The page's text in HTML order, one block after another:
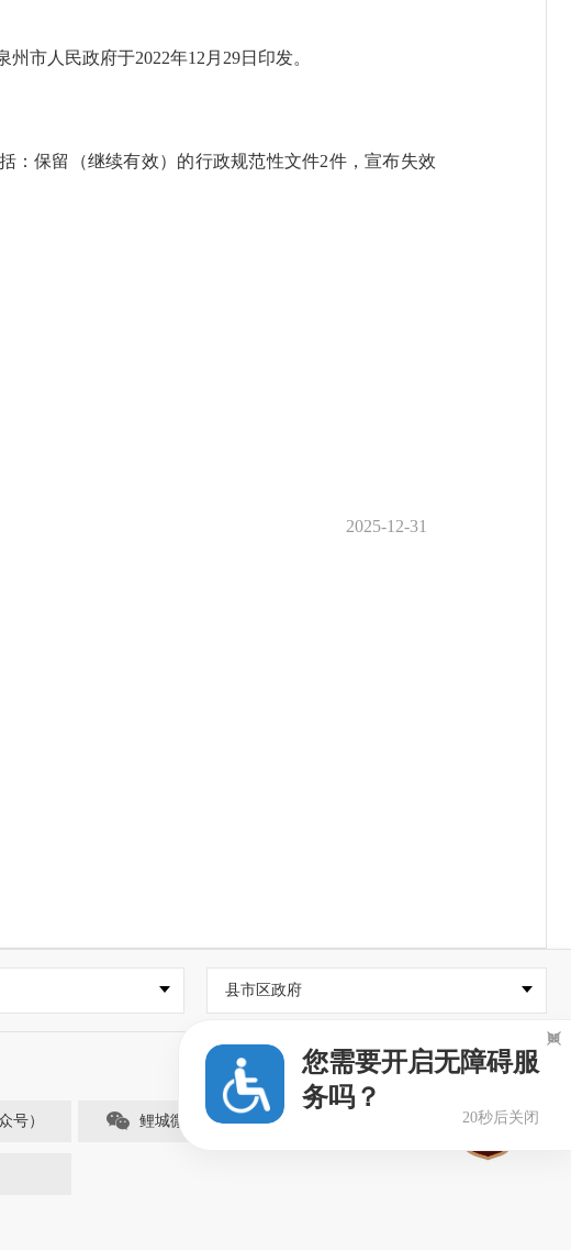
市人民政府于2022年12月29日印发。
保留（继续有效）的行政规范性文件2件，宣布失效
2025-12-31
县市区政府
号） 鲤城微事（视频号）
您需要开启无障碍服
务吗？
20秒后关闭
